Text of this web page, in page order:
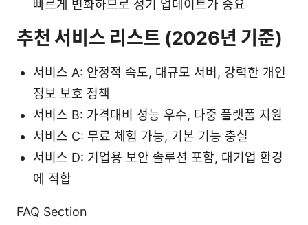
빠르게 변화하므로 정기 업데이트가 중요
추천 서비스 리스트 (2026년 기준)
서비스 A: 안정적 속도, 대규모 서버, 강력한 개인
정보 보호 정책
서비스 B: 가격대비 성능 우수, 다중 플랫폼 지원
서비스 C: 무료 체험 가능, 기본 기능 충실
서비스 D: 기업용 보안 솔루션 포함, 대기업 환경
에 적합
FAQ Section